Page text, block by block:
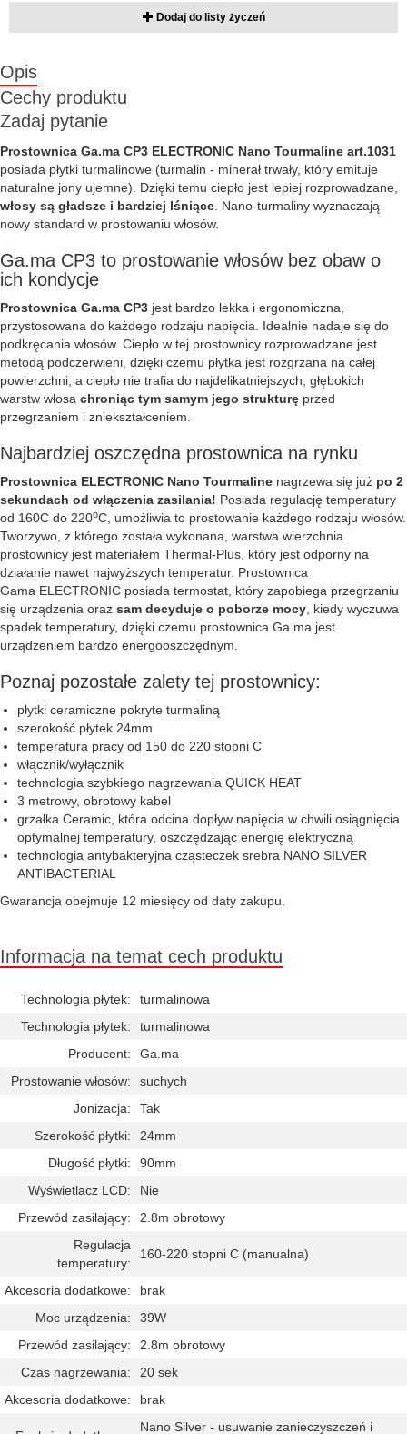
Dodaj do listy życzeń
Opis
Cechy produktu
Zadaj pytanie
Prostownica Ga.ma CP3 ELECTRONIC Nano Tourmaline art.1031
posiada płytki turmalinowe (turmalin - minerał trwały, który emituje
naturalne jony ujemne). Dzięki temu ciepło jest lepiej rozprowadzane,
włosy są gładsze i bardziej lśniące . Nano-turmaliny wyznaczają
nowy standard w prostowaniu włosów.
Ga.ma CP3 to prostowanie włosów bez obaw o
ich kondycje
Prostownica Ga.ma CP3 jest bardzo lekka i ergonomiczna,
przystosowana do każdego rodzaju napięcia. Idealnie nadaje się do
podkręcania włosów. Ciepło w tej prostownicy rozprowadzane jest
metodą podczerwieni, dzięki czemu płytka jest rozgrzana na całej
powierzchni, a ciepło nie trafia do najdelikatniejszych, głębokich
warstw włosa chroniąc tym samym jego strukturę przed
przegrzaniem i zniekształceniem.
Najbardziej oszczędna prostownica na rynku
Prostownica ELECTRONIC Nano Tourmaline nagrzewa się już po 2
sekundach od włączenia zasilania! Posiada regulację temperatury
od 160C do 220oC, umożliwia to prostowanie każdego rodzaju włosów.
Tworzywo, z którego została wykonana, warstwa wierzchnia
prostownicy jest materiałem Thermal-Plus, który jest odporny na
działanie nawet najwyższych temperatur. Prostownica
Gama ELECTRONIC posiada termostat, który zapobiega przegrzaniu
się urządzenia oraz sam decyduje o poborze mocy , kiedy wyczuwa
spadek temperatury, dzięki czemu prostownica Ga.ma jest
urządzeniem bardzo energooszczędnym.
Poznaj pozostałe zalety tej prostownicy:
płytki ceramiczne pokryte turmaliną
szerokość płytek 24mm
temperatura pracy od 150 do 220 stopni C
włącznik/wyłącznik
technologia szybkiego nagrzewania QUICK HEAT
3 metrowy, obrotowy kabel
grzałka Ceramic, która odcina dopływ napięcia w chwili osiągnięcia
optymalnej temperatury, oszczędzając energię elektryczną
technologia antybakteryjna cząsteczek srebra NANO SILVER
ANTIBACTERIAL
Gwarancja obejmuje 12 miesięcy od daty zakupu.
Informacja na temat cech produktu
Technologia płytek:
turmalinowa
Technologia płytek:
turmalinowa
Producent:
Ga.ma
Prostowanie włosów:
suchych
Jonizacja:
Tak
Szerokość płytki:
24mm
Długość płytki:
90mm
Wyświetlacz LCD:
Nie
Przewód zasilający:
2.8m obrotowy
Regulacja
temperatury:
160-220 stopni C (manualna)
Akcesoria dodatkowe:
brak
Moc urządzenia:
39W
Przewód zasilający:
2.8m obrotowy
Czas nagrzewania:
20 sek
Akcesoria dodatkowe:
brak
Nano Silver - usuwanie zanieczyszczeń i